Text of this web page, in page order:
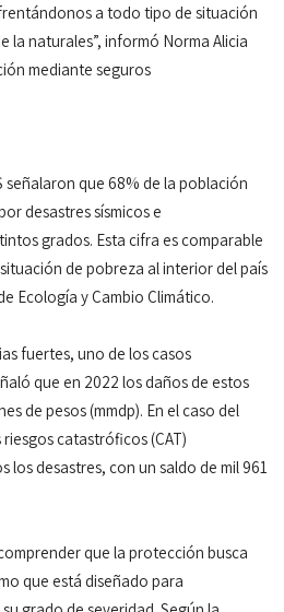
a todo tipo de situación
la naturales”, informó Norma Alicia
mediante seguros
señalaron que 68% de la población
desastres sísmicos e
grados. Esta cifra es comparable
de pobreza al interior del país
Ecología y Cambio Climático.
fuertes, uno de los casos
que en 2022 los daños de estos
de pesos (mmdp). En el caso del
catastróficos (CAT)
desastres, con un saldo de mil 961
que la protección busca
que está diseñado para